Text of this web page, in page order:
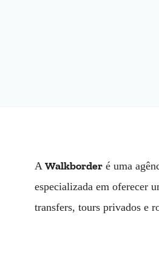
A Walkborder é uma
especializada em oferecer
transfers, tours privados e